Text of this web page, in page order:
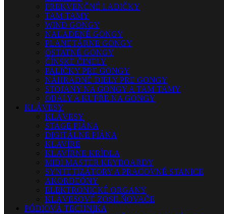
FREKVENČNÉ LADIČKY
TAM-TAMY
WIND GONGY
NALADENÉ GONGY
PLANETÁRNE GONGY
OSTATNÉ GONGY
ČÍNSKE ČINELY
PALIČKY PRE GONGY
NÁHRADNÉ DIELY PRE GONGY
STOJANY NA GONGY A TAM-TAMY
OBALY A KUFRE NA GONGY
KLÁVESY
KLÁVESY
STAGE PIÁNA
DIGITÁLNE PIÁNA
KLAVÍRE
KLAVÍRNE KRÍDLA
MIDI MASTER KEYBOARDY
SYNTETIZÁTORY A PRACOVNÉ STANICE
AKORDEÓNY
ELEKTRONICKÉ ORGANY
KLÁVESOVÉ ZOSILŇOVAČE
PÓDIOVÁ TECHNIKA